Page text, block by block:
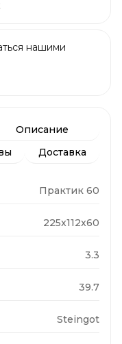
нашими
Описание
Доставка
Практик 60
225x112x60
3.3
39.7
Steingot